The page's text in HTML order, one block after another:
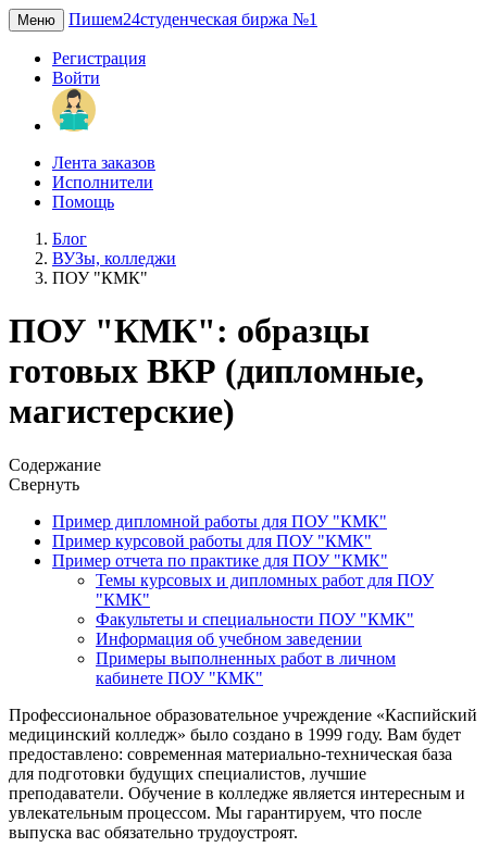
Меню Пишем24студенческая биржа №1
Регистрация
Войти
Лента заказов
Исполнители
Помощь
Блог
ВУЗы, колледжи
ПОУ "КМК"
ПОУ "КМК": образцы
готовых ВКР (дипломные,
магистерские)
Содержание
Свернуть
Пример дипломной работы для ПОУ "КМК"
Пример курсовой работы для ПОУ "КМК"
Пример отчета по практике для ПОУ "КМК"
Темы курсовых и дипломных работ для ПОУ
"КМК"
Факультеты и специальности ПОУ "КМК"
Информация об учебном заведении
Примеры выполненных работ в личном
кабинете ПОУ "КМК"
Профессиональное образовательное учреждение «Каспийский
медицинский колледж» было создано в 1999 году. Вам будет
предоставлено: современная материально-техническая база
для подготовки будущих специалистов, лучшие
преподаватели. Обучение в колледже является интересным и
увлекательным процессом. Мы гарантируем, что после
выпуска вас обязательно трудоустроят.